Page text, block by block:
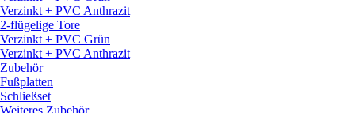
Verzinkt + PVC Anthrazit
2-flügelige Tore
Verzinkt + PVC Grün
Verzinkt + PVC Anthrazit
Zubehör
Fußplatten
Schließset
Weiteres Zubehör